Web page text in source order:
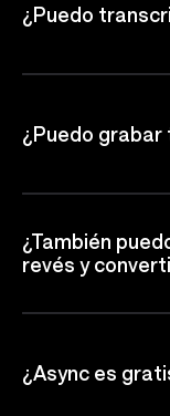
¿Puedo
¿Puedo grabar
¿También
revés y
¿Async es